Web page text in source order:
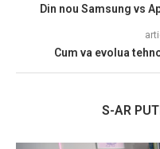
Din nou Samsung vs
Cum va evolua
S-AR